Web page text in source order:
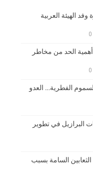
وفد الهيئة العربية
أهمية الحد من مخاطر
الفطرية… العدو
البرازيل في تطوير
السامة بسبب